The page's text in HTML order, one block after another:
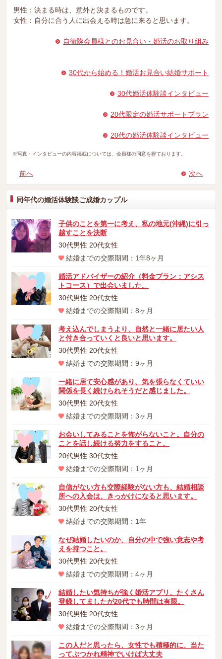
男性：決まる時は、意外と決まるものです。
女性：自分に合う人に出会える時は急に来ると思います。
自衛隊会員様とのお見合い・婚活のお取り組み
30代から始める！婚活お見合い結婚サポート
30代婚活体験談インタビュー
20代限定の婚活サポートプラン
20代の婚活体験談インタビュー
※写真・インタビューの内容掲載については、会員様の同意を得ております。
前へ 次へ
同年代の婚活体験談ご成婚カップル
子供のことを第一に考え、私の地元(沖縄)に引っ
越すことを決断
30代男性 20代女性
結婚までの交際期間：1年8ヶ月
婚活アドバイザーの紹介（料金プラン：アシス
トコース）で出会いました。
30代男性 20代女性
結婚までの交際期間：8ヶ月
考え込んでしまうより、自然と一緒に居たい人
と付き合っていくと良いと思います。
30代男性 20代女性
結婚までの交際期間：9ヶ月
一緒に居て安心感があり、気を張らなくていい
関係を長く続けられそうだと感じました。
30代男性 20代女性
結婚までの交際期間：3ヶ月
お会いしてみることを怖がらないこと。自分の
ことを話し続ける努力をすること。
20代男性 30代女性
結婚までの交際期間：1ヶ月
自信がない方も交際経験がない方も、結婚相談
所への入会は、きっかけになると思います。
30代男性 20代女性
結婚までの交際期間：1年
なぜ結婚したいのか、自分の中で強い意志や考
えを持つこと。
30代男性 20代女性
結婚までの交際期間：4ヶ月
結婚したい気持ちが強く婚活アプリ、たくさん
登録してましたが20代でも時間は有限。
30代男性 20代女性
結婚までの交際期間：3ヶ月
この人だと思ったら、女性でも積極的に、当た
ってぶつかれ精神でいけば大丈夫